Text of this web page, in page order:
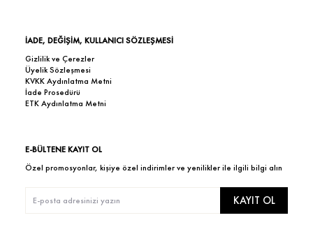
İADE, DEĞİŞİM, KULLANICI SÖZLEŞMESİ
Gizlilik ve Çerezler
Üyelik Sözleşmesi
KVKK Aydınlatma Metni
İade Prosedürü
ETK Aydınlatma Metni
E-BÜLTENE KAYIT OL
Özel promosyonlar, kişiye özel indirimler ve yenilikler ile ilgili bilgi alın
KAYIT OL